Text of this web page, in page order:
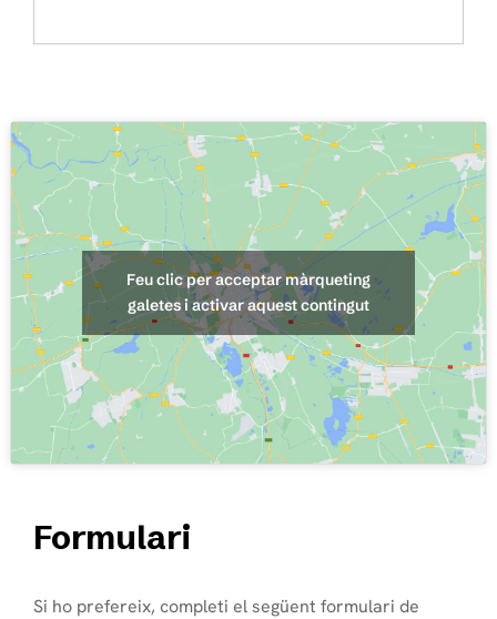
Feu clic per acceptar màrqueting
galetes i activar aquest contingut
Formulari
Si ho prefereix, completi el següent formulari de